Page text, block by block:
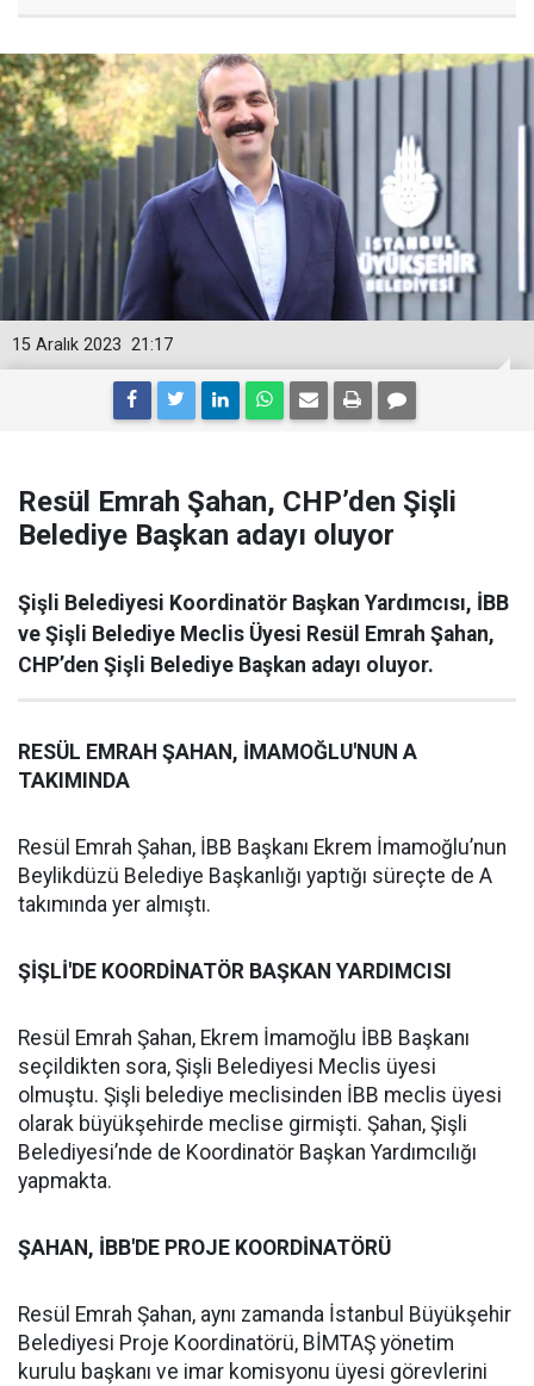
21:17
15 Aralık 2023
Resül Emrah Şahan, CHP’den Şişli
Belediye Başkan adayı oluyor
Şişli Belediyesi Koordinatör Başkan Yardımcısı, İBB
ve Şişli Belediye Meclis Üyesi Resül Emrah Şahan,
CHP’den Şişli Belediye Başkan adayı oluyor.
RESÜL EMRAH ŞAHAN, İMAMOĞLU'NUN A
TAKIMINDA
Resül Emrah Şahan, İBB Başkanı Ekrem İmamoğlu’nun
Beylikdüzü Belediye Başkanlığı yaptığı süreçte de A
takımında yer almıştı.
ŞİŞLİ'DE KOORDİNATÖR BAŞKAN YARDIMCISI
Resül Emrah Şahan, Ekrem İmamoğlu İBB Başkanı
seçildikten sora, Şişli Belediyesi Meclis üyesi
olmuştu. Şişli belediye meclisinden İBB meclis üyesi
olarak büyükşehirde meclise girmişti. Şahan, Şişli
Belediyesi’nde de Koordinatör Başkan Yardımcılığı
yapmakta.
ŞAHAN, İBB'DE PROJE KOORDİNATÖRÜ
Resül Emrah Şahan, aynı zamanda İstanbul Büyükşehir
Belediyesi Proje Koordinatörü, BİMTAŞ yönetim
kurulu başkanı ve imar komisyonu üyesi görevlerini